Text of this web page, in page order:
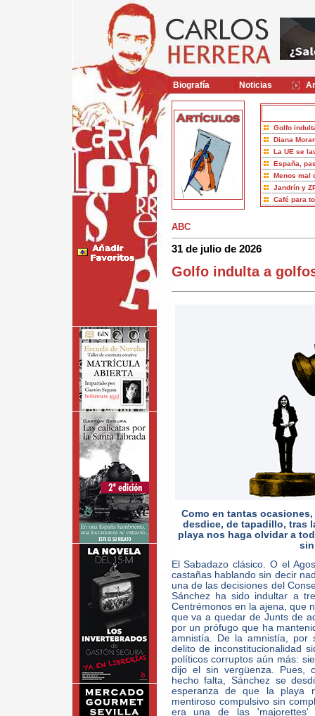
Golfo
Diana
La UE se
España,
Menos mal
Jandrín y
Café para
ABC
31 de julio de 2026
Golfo indulta a
Como en tantas
desdice, de tapadillo, tras
playa nos haga olvidar a
El Sabadazo clásico. O el
castañas hablando sin decir
una de las decisiones del
Sánchez ha sido indultar a
Centrémonos en la ajena, que
que va a quedar de Junts de
por un prófugo que ha
amnistía. De la amnistía, por
delito de inconstitucionalidad
políticos corruptos aún más:
dijo el sin vergüenza. Pues,
hecho falta, Sánchez se
esperanza de que la playa
mentiroso compulsivo sin
era una de las 'majorettes'
Biografía Noticias